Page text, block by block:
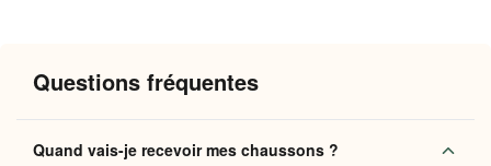
Confort durable: la doublure moelleuse maintient une
chaleur homogène tout au long de la journée, même
Questions fréquentes
Quand vais-je recevoir mes chaussons ?